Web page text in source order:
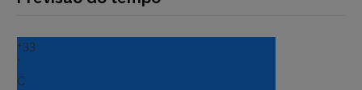
+33
°
C